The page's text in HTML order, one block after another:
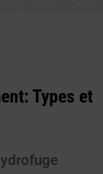
Types et